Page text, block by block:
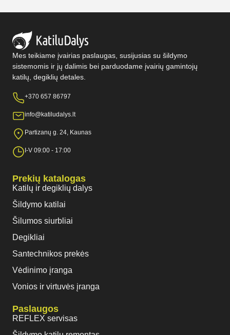
Mes teikiame įvairias paslaugas, susijusias su šildymo
sistemomis ir jų dalimis bei parduodame įvairių gamintojų
katilų, degiklių detales.
+370 657 86797
info@katiludalys.lt
Partizanų g. 24, Kaunas
I-V 09:00 - 17:00
Prekių katalogas
Katilų ir degiklių dalys
Šildymo katilai
Šilumos siurbliai
Degikliai
Santechnikos prekės
Vėdinimo įranga
Vonios ir virtuvės įranga
Paslaugos
REFLEX servisas